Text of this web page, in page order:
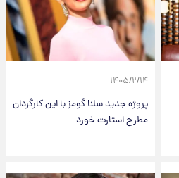
۱۴۰۵/۲/۱۴
پروژه جدید سلنا گومز با این کارگردان
مطرح استارت خورد